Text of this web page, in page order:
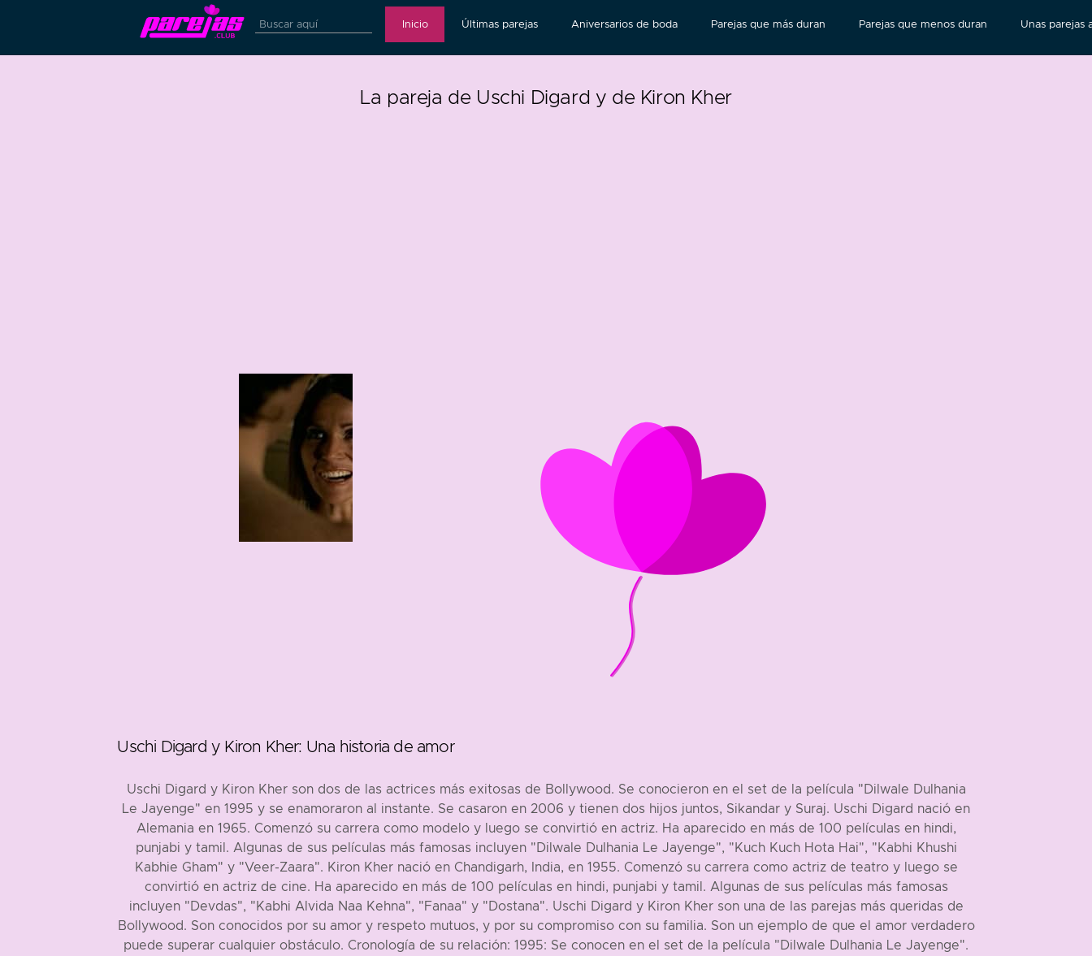
Inicio Últimas parejas Aniversarios de boda Parejas que más duran Parejas que menos duran Unas parejas
La pareja de Uschi Digard y de Kiron Kher
Uschi Digard y Kiron Kher: Una historia de amor
Uschi Digard y Kiron Kher son dos de las actrices más exitosas de Bollywood. Se conocieron en el set de la película "Dilwale Dulhania
Le Jayenge" en 1995 y se enamoraron al instante. Se casaron en 2006 y tienen dos hijos juntos, Sikandar y Suraj. Uschi Digard nació en
Alemania en 1965. Comenzó su carrera como modelo y luego se convirtió en actriz. Ha aparecido en más de 100 películas en hindi,
punjabi y tamil. Algunas de sus películas más famosas incluyen "Dilwale Dulhania Le Jayenge", "Kuch Kuch Hota Hai", "Kabhi Khushi
Kabhie Gham" y "Veer-Zaara". Kiron Kher nació en Chandigarh, India, en 1955. Comenzó su carrera como actriz de teatro y luego se
convirtió en actriz de cine. Ha aparecido en más de 100 películas en hindi, punjabi y tamil. Algunas de sus películas más famosas
incluyen "Devdas", "Kabhi Alvida Naa Kehna", "Fanaa" y "Dostana". Uschi Digard y Kiron Kher son una de las parejas más queridas de
Bollywood. Son conocidos por su amor y respeto mutuos, y por su compromiso con su familia. Son un ejemplo de que el amor verdadero
puede superar cualquier obstáculo. Cronología de su relación: 1995: Se conocen en el set de la película "Dilwale Dulhania Le Jayenge".